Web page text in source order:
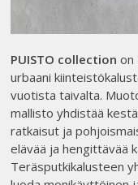
PUISTO collection on
urbaani
vuotista taivalta.
mallisto yhdistää
ratkaisut ja
elävää ja hengittävää
Teräsputkikalusteen